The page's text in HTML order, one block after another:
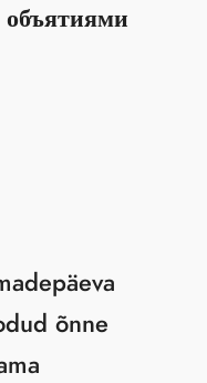
õnne